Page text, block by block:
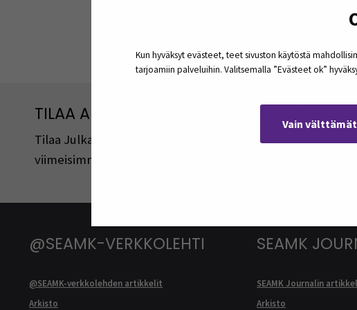
Kun hyväksyt evästeet, teet sivuston käytöstä
tarjoamiin palveluihin. Valitsemalla ”Evästeet ok”
Vain
TILAA ARTIKKELEITA JA PODCASTEJA
Tilaa Julkaisut@SEAMK -sivuston artikkeleita ja
viimeisimmistä julkaisuista lähetetään tilaajille kerran
@SEAMK-VERKKOLEHTI
@SEAMK-verkkolehden artikkelit
Arkisto
SEAMK
SEAMK Journalin
Arkisto